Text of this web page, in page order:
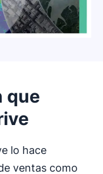
que
lo hace
ventas como